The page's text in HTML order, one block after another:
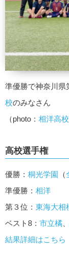
準優勝で神奈川県
校のみなさん
（photo： 相洋高
高校選手権
優勝： 桐光学園 （
準優勝： 相洋
第３位： 東海大相
ベスト8： 市立橘
結果詳細はこちら